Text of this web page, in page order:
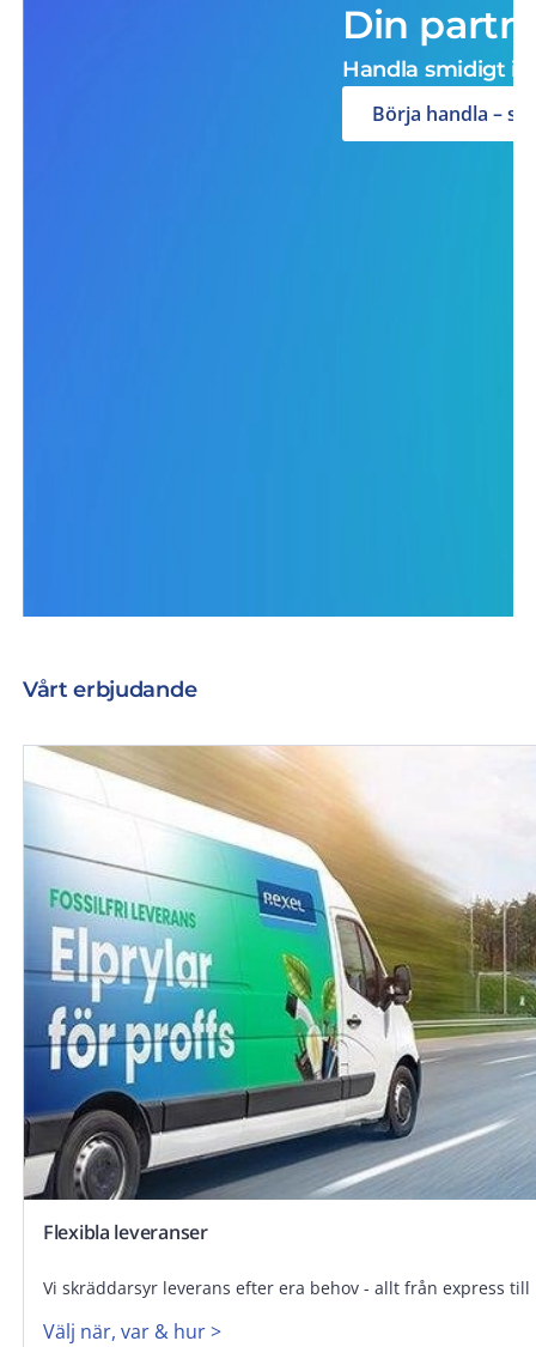
Din
Handla smidigt i
Börja handla –
Vårt erbjudande
Flexibla leveranser
Vi skräddarsyr leverans efter era behov - allt från express
Välj när, var & hur >